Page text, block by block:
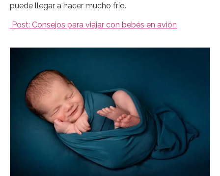
puede llegar a hacer mucho frío.
Post: Consejos para viajar con bebés en avión